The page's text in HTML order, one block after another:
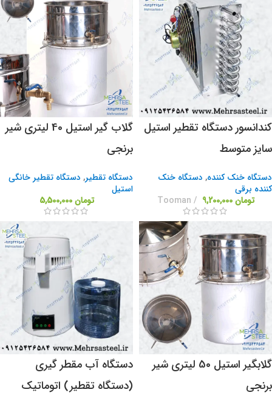
کندانسور دستگاه تقطیر استیل
سایز متوسط
دستگاه خنک کننده, دستگاه خنک
کننده برقی
تومان9,200,000
Tooman
گلاب گیر استیل 40 لیتری شیر
برنجی
دستگاه تقطیر, دستگاه تقطیر خانگی
استیل
تومان5,500,000
گلابگیر استیل 50 لیتری شیر
برنجی
دستگاه آب مقطر گیری
(دستگاه تقطیر) اتوماتیک